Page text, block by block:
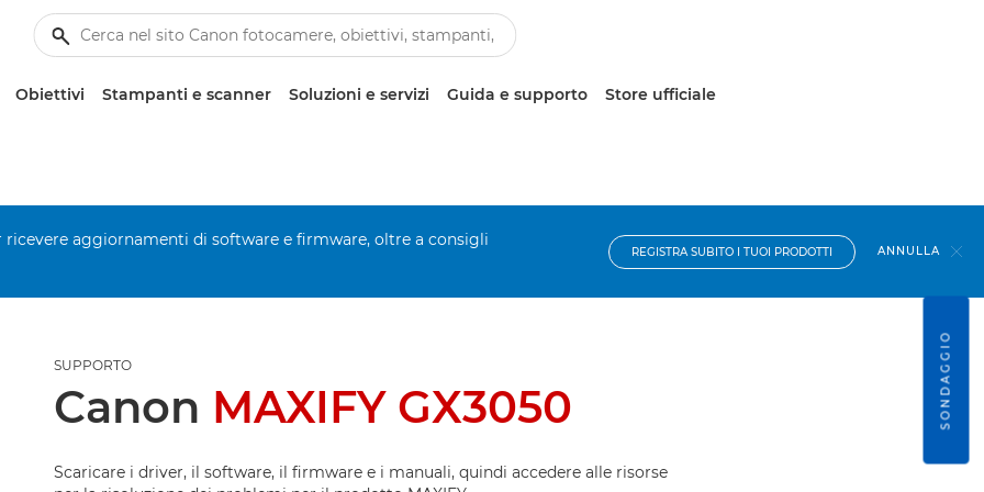
Obiettivi Stampanti e scanner Soluzioni e servizi Guida e supporto Store ufficiale
aggiornamenti di software e firmware, oltre a consigli
REGISTRA SUBITO I TUOI PRODOTTI ANNULLA
SUPPORTO
Canon MAXIFY GX3050
Scaricare i driver, il software, il firmware e i manuali, quindi accedere alle risorse
SONDAGGIO